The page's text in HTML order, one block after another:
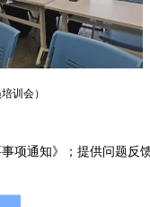
训会）
项通知》；提供问题反